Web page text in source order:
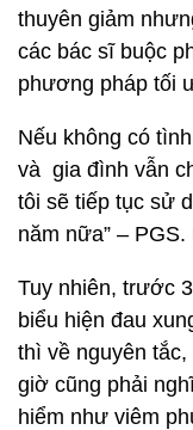
thuyên giảm
các bác sĩ buộc
phương pháp tối
Nếu không có
và gia đình vẫn
tôi sẽ tiếp tục sử
năm nữa” –
Tuy nhiên, trước
biểu hiện đau
thì về nguyên
giờ cũng phải
hiểm như viêm